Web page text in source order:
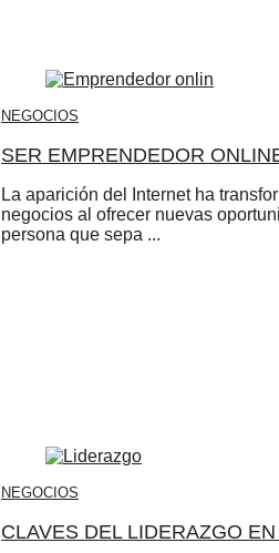
NEGOCIOS
SER EMPRENDEDOR
La aparición del Internet ha
negocios al ofrecer nuevas
persona que sepa ...
NEGOCIOS
CLAVES DEL LIDERAZGO